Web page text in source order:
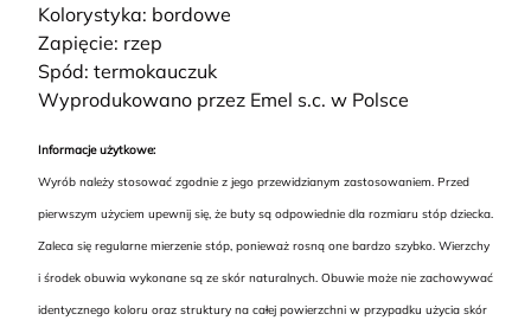
Kolorystyka: bordowe
Zapięcie: rzep
Spód: termokauczuk
Wyprodukowano przez Emel s.c. w Polsce
Informacje użytkowe:
Wyrób należy stosować zgodnie z jego przewidzianym zastosowaniem. Przed
pierwszym użyciem upewnij się, że buty są odpowiednie dla rozmiaru stóp dziecka.
Zaleca się regularne mierzenie stóp, ponieważ rosną one bardzo szybko. Wierzchy
i środek obuwia wykonane są ze skór naturalnych. Obuwie może nie zachowywać
identycznego koloru oraz struktury na całej powierzchni w przypadku użycia skór